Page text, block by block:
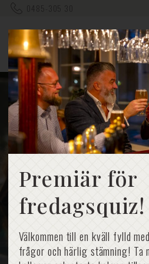
Premiär för
fredagsquiz!
Välkommen till en kväll fylld
frågor och härlig stämning! Ta